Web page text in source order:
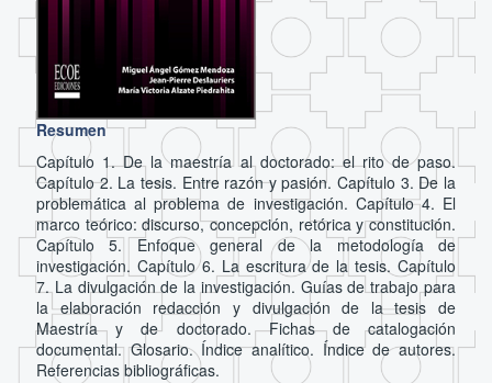
Resumen
Capítulo 1. De la maestría al doctorado: el rito de paso.
Capítulo 2. La tesis. Entre razón y pasión. Capítulo 3. De la
problemática al problema de investigación. Capítulo 4. El
marco teórico: discurso, concepción, retórica y constitución.
Capítulo 5. Enfoque general de la metodología de
investigación. Capítulo 6. La escritura de la tesis. Capítulo
7. La divulgación de la investigación. Guías de trabajo para
la elaboración redacción y divulgación de la tesis de
Maestría y de doctorado. Fichas de catalogación
documental. Glosario. Índice analítico. Índice de autores.
Referencias bibliográficas.